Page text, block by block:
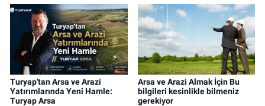
Turyap'tan Arsa ve Arazi
Yatırımlarında Yeni Hamle:
Turyap Arsa
Arsa ve Arazi Almak İçin Bu
bilgileri kesinlikle bilmeniz
gerekiyor